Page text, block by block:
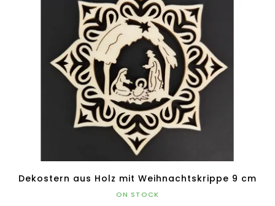
Dekostern aus Holz mit Weihnachtskrippe 9 cm
ON STOCK